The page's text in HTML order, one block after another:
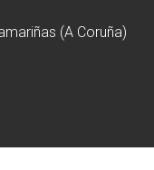
(A Coruña)